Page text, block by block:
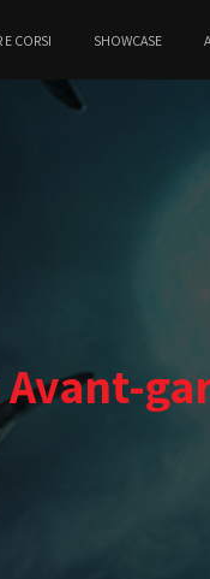
E CORSI SHOWCASE
Avant-